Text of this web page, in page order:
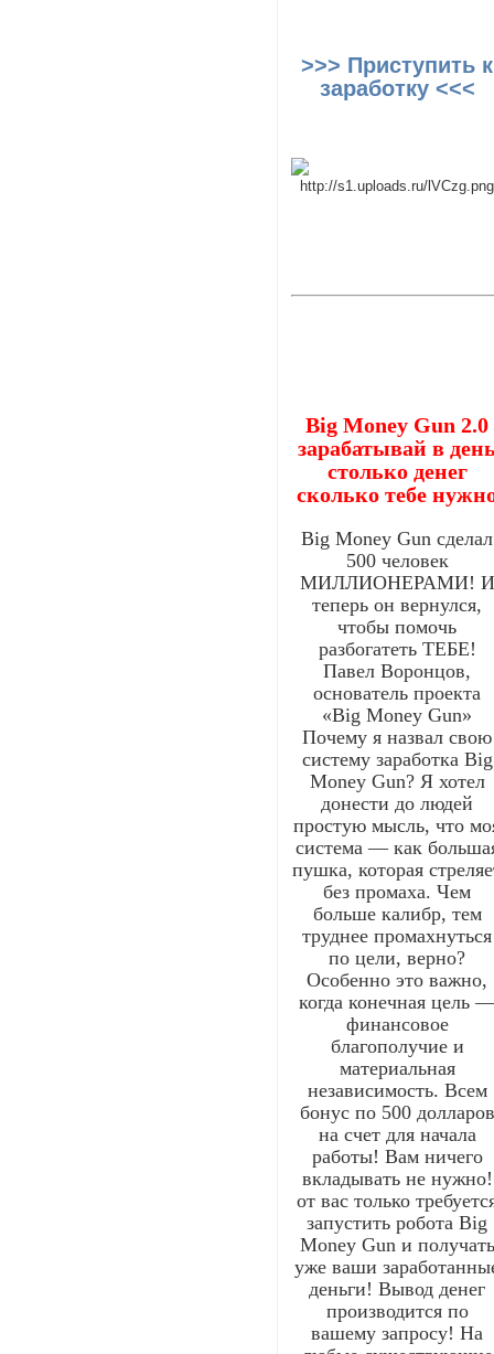
>>> Приступить к
заработку <<<
Big Money Gun 2.0
зарабатывай в
столько денег
сколько тебе
Big Money Gun сделал
500 человек
МИЛЛИОНЕРАМИ! И
теперь он вернулся,
чтобы помочь
разбогатеть ТЕБЕ!
Павел Воронцов,
основатель проекта
«Big Money Gun»
Почему я назвал свою
систему заработка Big
Money Gun? Я хотел
донести до людей
простую мысль, что
система — как
пушка, которая
без промаха. Чем
больше калибр, тем
труднее промахнуться
по цели, верно?
Особенно это важно,
когда конечная цель
финансовое
благополучие и
материальная
независимость. Всем
бонус по 500 долларов
на счет для начала
работы! Вам ничего
вкладывать не нужно!
от вас только
запустить робота Big
Money Gun и получать
уже ваши
деньги! Вывод денег
производится по
вашему запросу! На